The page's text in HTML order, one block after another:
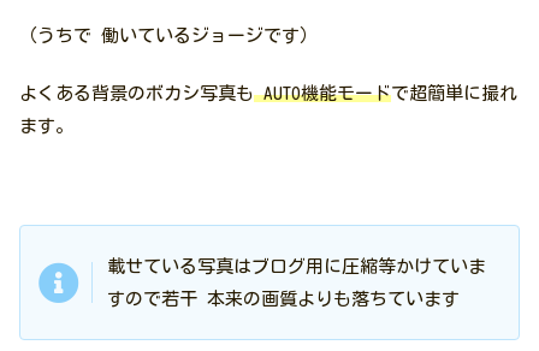
（うちで 働いているジョージです）
よくある背景のボカシ写真もAUTO機能モードで超簡単に撮れ
ます。
載せている写真はブログ用に圧縮等かけていま
すので若干 本来の画質よりも落ちています